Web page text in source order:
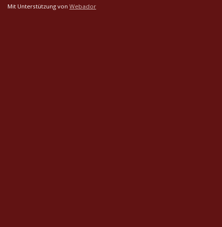
Mit Unterstützung von Webador